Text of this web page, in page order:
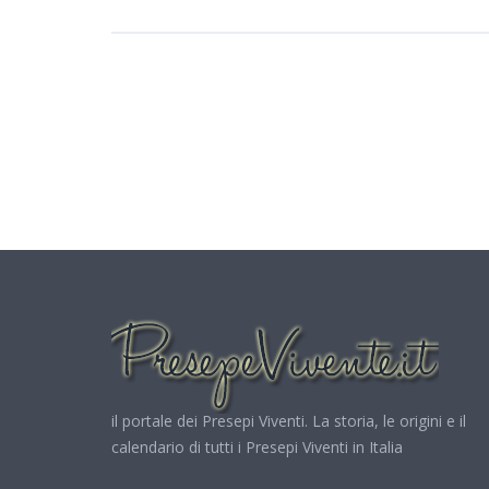
il portale dei Presepi Viventi. La storia, le origini e il
calendario di tutti i Presepi Viventi in Italia